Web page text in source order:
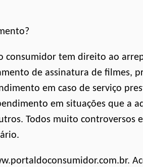
consumidor tem direito ao
de assinatura de filmes,
em caso de serviço
em situações que a
Todos muito controversos